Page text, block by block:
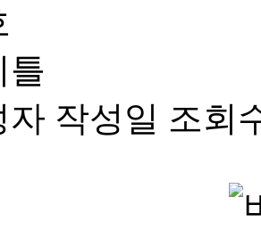
틀
자 작성일 조회